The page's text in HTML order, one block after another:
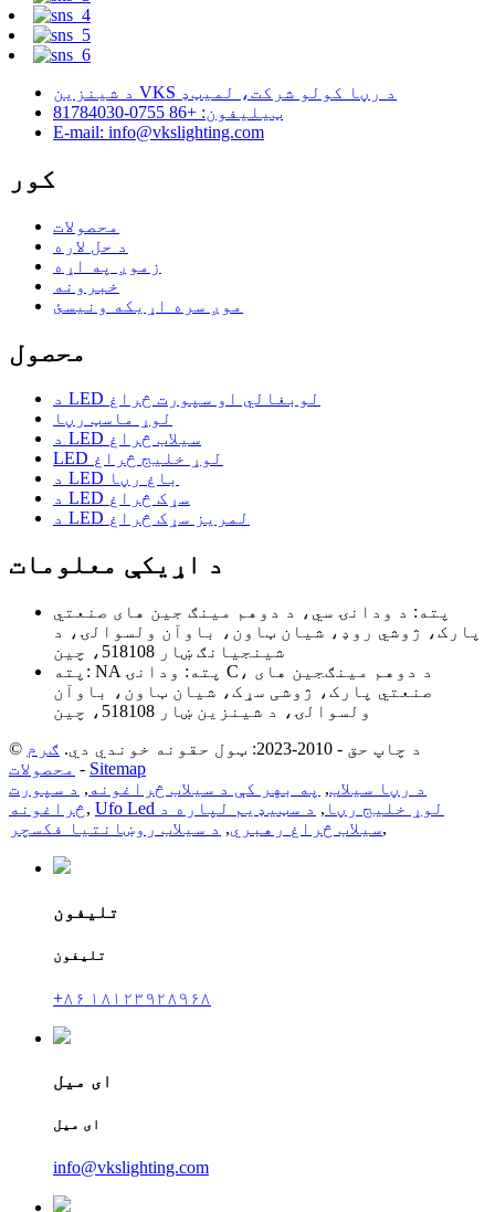
د شینزین VKS د رڼا کولو شرکت، لمیټډ
ټیلیفون: +86 0755-81784030
E-mail: info@vkslighting.com
کور
محصولات
د حل لاره
زموږ په اړه
خبرونه
موږ سره اړیکه ونیسئ
محصول
د LED لوبغالي او سپورت څراغ
لوړ ماسټ رڼا
د LED سیلاب څراغ
LED لوړ خلیج څراغ
د LED باغ رڼا
د LED سړک څراغ
د LED لمریز سړک څراغ
د اړیکې معلومات
پته: د ودانۍ سي، د دوهم مينګ جين های صنعتي
پارک، ژوشي روډ، شيان ټاون، باوآن ولسوالۍ، د
شينجيانګ ښار 518108، چين
پته: NA پته: ودانۍ C، د دوهم مینګجین های
صنعتي پارک، ژوشی سړک، شیان ټاون، باوآن
ولسوالۍ، د شینزین ښار 518108، چین
© د چاپ حق - 2010-2023: ټول حقونه خوندي دي.
ګرم
محصولات - Sitemap
د رڼا سیلاب, په بهر کې د سیلاب څراغونه , د سپورت
څراغونه, Ufo Led لوړ خلیج رڼا , د سټیډیم لپاره د
سیلاب څراغ رهبري, د سیلاب روښانتیا فکسچر ,
تلیفون
تلیفون
+۸۶ ۱۸۱۲۳۹۲۸۹۶۸
ای میل
ای میل
info@vkslighting.com